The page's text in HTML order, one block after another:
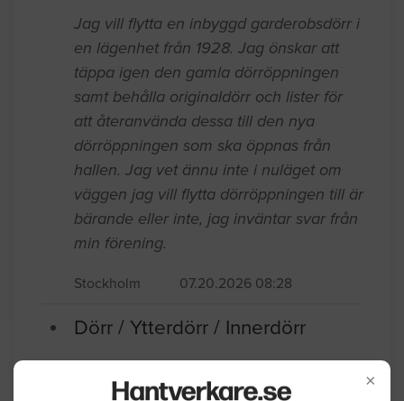
×
Dörr / Ytterdörr / Innerdörr
Jag vill flytta en inbyggd garderobsdörr i
en lägenhet från 1928. Jag önskar att
täppa igen den gamla dörröppningen
samt behålla originaldörr och lister för
att återanvända dessa till den nya
dörröppningen som ska öppnas från
hallen. Jag vet ännu inte i nuläget om
bärande eller inte, jag inväntar svar från
min förening.
Stockholm 07.20.2026 08:28